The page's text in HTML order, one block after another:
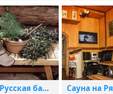
Русская банька на дровах